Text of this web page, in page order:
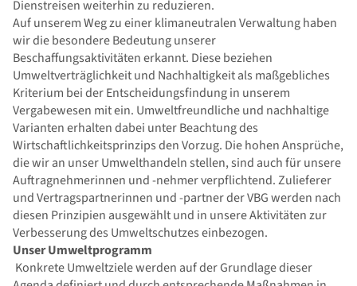
Dienstreisen weiterhin zu reduzieren.
Auf unserem Weg zu einer klimaneutralen Verwaltung haben
wir die besondere Bedeutung unserer
Beschaffungsaktivitäten erkannt. Diese beziehen
Umweltverträglichkeit und Nachhaltigkeit als maßgebliches
Kriterium bei der Entscheidungsfindung in unserem
Vergabewesen mit ein. Umweltfreundliche und nachhaltige
Varianten erhalten dabei unter Beachtung des
Wirtschaftlichkeitsprinzips den Vorzug. Die hohen Ansprüche,
die wir an unser Umwelthandeln stellen, sind auch für unsere
Auftragnehmerinnen und -nehmer verpflichtend. Zulieferer
und Vertragspartnerinnen und -partner der VBG werden nach
diesen Prinzipien ausgewählt und in unsere Aktivitäten zur
Verbesserung des Umweltschutzes einbezogen.
Unser Umweltprogramm
Konkrete Umweltziele werden auf der Grundlage dieser